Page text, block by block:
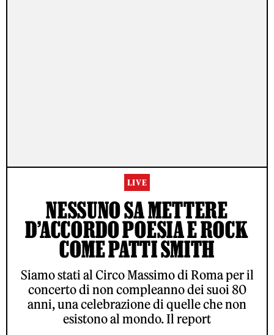
LIVE
NESSUNO SA METTERE
D’ACCORDO POESIA E ROCK
COME PATTI SMITH
Siamo stati al Circo Massimo di Roma per il
concerto di non compleanno dei suoi 80
anni, una celebrazione di quelle che non
esistono al mondo. Il report